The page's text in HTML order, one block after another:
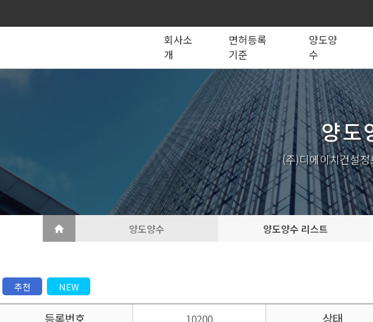
회사소
개
면허등록
기준
양도양
수
회사소개 사업영역
전문건설업
지반조성·포장공사업
실내건축공사업
도장·습식·방수·석공사업
조경식재·시설물공사
철근·콘크리트공사업
구조물해체·비계공사
상·하수도설비공사업
철도·궤도공사업
철강구조물공사업
수중·준설공사업
승강기·삭도공사업
시설물유지관리업(폐
기계설비·가스공사업
가스·난방공사업
금속·창호·지붕
양도양수 리스트
공제조합 실태조사
국가계약법령관계서식 실질자본금 계산기
양도
(주)디에이치건설
양도양수 양도양수 리스트
추천 NEW
등록번호 10200 상태